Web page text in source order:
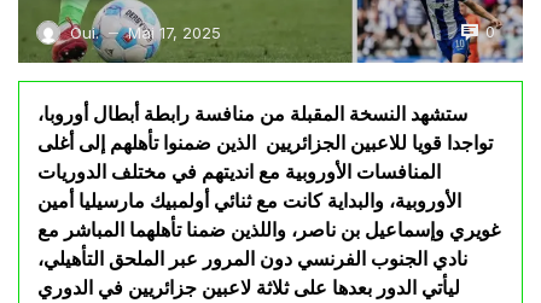
Oui. — Mai 17, 2025 0
ستشهد النسخة المقبلة من منافسة رابطة أبطال أوروبا،
تواجدا قويا للاعبين الجزائريين الذين ضمنوا تأهلهم إلى أغلى
المنافسات الأوروبية مع انديتهم في مختلف الدوريات
الأوروبية، والبداية كانت مع ثنائي أولمبيك مارسيليا أمين
غويري وإسماعيل بن ناصر، واللذين ضمنا تأهلهما المباشر مع
نادي الجنوب الفرنسي دون المرور عبر الملحق التأهيلي،
ليأتي الدور بعدها على ثلاثة لاعبين جزائريين في الدوري